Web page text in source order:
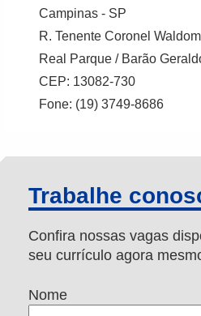
Campinas - SP
R. Tenente Coronel
Real Parque / Barão
CEP: 13082-730
Fone: (19) 3749-8686
Trabalhe
Confira nossas vagas
seu currículo agora
Nome